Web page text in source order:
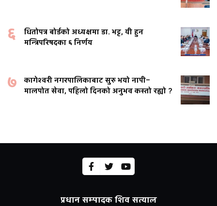
६
धितोपत्र बोर्डको अध्यक्षमा डा. भट्ट, यी हुन
मन्त्रिपरिषदका ६ निर्णय
७
कागेश्वरी नगरपालिकाबाट सुरु भयो नापी–
मालपोत सेवा, पहिलो दिनको अनुभव कस्तो रह्यो ?
प्रधान सम्पादक शिव सत्याल